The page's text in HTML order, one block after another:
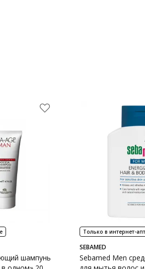
шампунь
Только в интернет-
SEBAMED
Sebamed Men